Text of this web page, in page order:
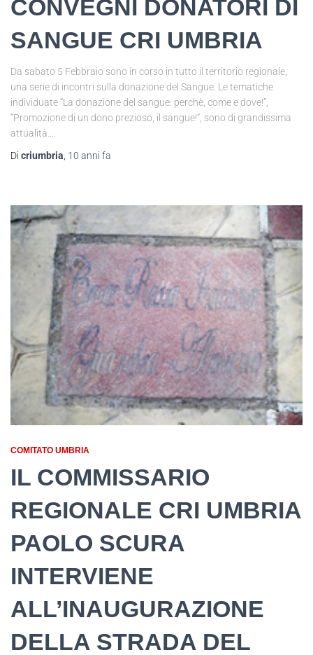
CONVEGNI DONATORI DI
SANGUE CRI UMBRIA
Da sabato 5 Febbraio sono in corso in tutto il territorio regionale,
una serie di incontri sulla donazione del Sangue. Le tematiche
individuate “La donazione del sangue: perchè, come e dove!”,
“Promozione di un dono prezioso, il sangue!”, sono di grandissima
attualità….
Di criumbria 10 anni fa
COMITATO UMBRIA
IL COMMISSARIO
REGIONALE CRI UMBRIA
PAOLO SCURA
INTERVIENE
ALL’INAUGURAZIONE
DELLA STRADA DEL